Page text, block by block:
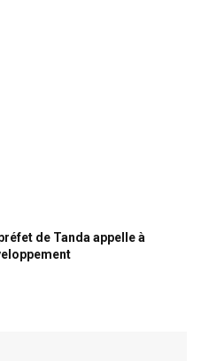
de Tanda appelle à